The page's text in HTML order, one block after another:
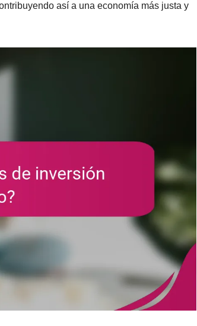
así a una economía más justa y